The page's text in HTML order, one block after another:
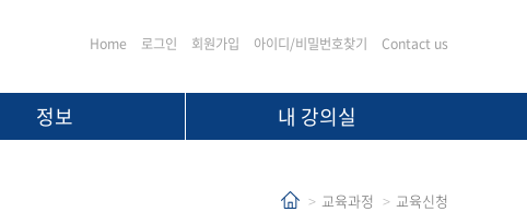
Home 로그인 회원가입 아이디/비밀번호찾기 Contact us
정보 내 강의실
교육과정 교육신청